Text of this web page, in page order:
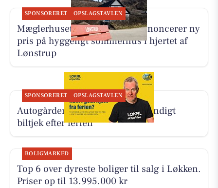
SPONSORERET OPSLAGSTAVLEN
Mæglerhuset Vestkysten I/S annoncerer ny
pris på hyggeligt sommerhus i hjertet af
Lønstrup
SPONSORERET OPSLAGSTAVLEN
Autogården Løkken tilbyder grundigt
biltjek efter ferien
BOLIGMARKED
Top 6 over dyreste boliger til salg i Løkken.
Priser op til 13.995.000 kr